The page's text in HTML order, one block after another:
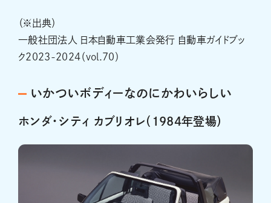
（※出典）
一般社団法人 日本自動車工業会発行 自動車ガイドブッ
ク2023-2024（vol.70）
いかついボディーなのにかわいらしい
ホンダ・シティ カブリオレ（1984年登場）